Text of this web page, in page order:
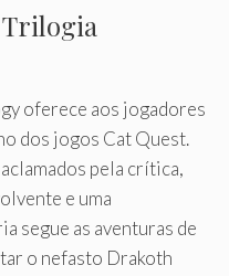
Trilogia
oferece aos jogadores
dos jogos Cat Quest.
pela crítica,
e uma
segue as aventuras de
o nefasto Drakoth